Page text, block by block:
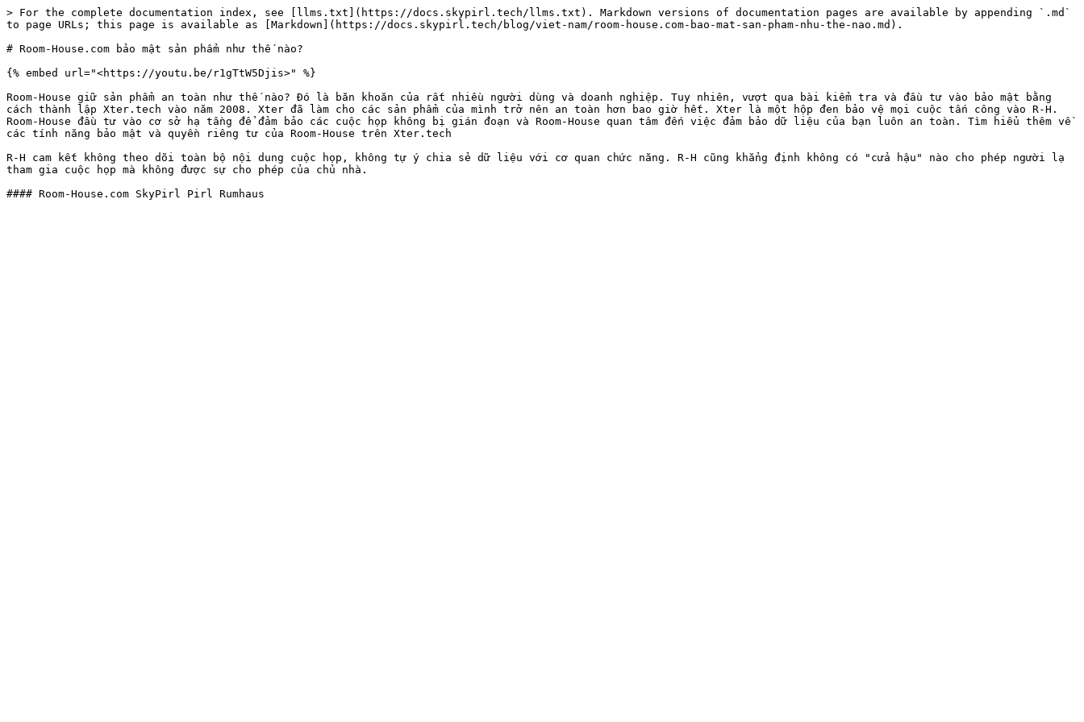
> For the complete documentation index, see [llms.txt](https://docs.skypirl.tech/llms.txt). Markdown versions of documentation pages are available by appending `.md`
to page URLs; this page is available as [Markdown](https://docs.skypirl.tech/blog/viet-nam/room-house.com-bao-mat-san-pham-nhu-the-nao.md).
# Room-House.com bảo mật sản phẩm như thế nào?
{% embed url="<https://youtu.be/r1gTtW5Djis>" %}
Room-House giữ sản phẩm an toàn như thế nào? Đó là băn khoăn của rất nhiều người dùng và doanh nghiệp. Tuy nhiên, vượt qua bài kiểm tra và đầu tư vào bảo mật bằng
cách thành lập Xter.tech vào năm 2008. Xter đã làm cho các sản phẩm của mình trở nên an toàn hơn bao giờ hết. Xter là một hộp đen bảo vệ mọi cuộc tấn công vào R-H.
Room-House đầu tư vào cơ sở hạ tầng để đảm bảo các cuộc họp không bị gián đoạn và Room-House quan tâm đến việc đảm bảo dữ liệu của bạn luôn an toàn. Tìm hiểu thêm về
các tính năng bảo mật và quyền riêng tư của Room-House trên Xter.tech
R-H cam kết không theo dõi toàn bộ nội dung cuộc họp, không tự ý chia sẻ dữ liệu với cơ quan chức năng. R-H cũng khẳng định không có "cửa hậu" nào cho phép người lạ
tham gia cuộc họp mà không được sự cho phép của chủ nhà.